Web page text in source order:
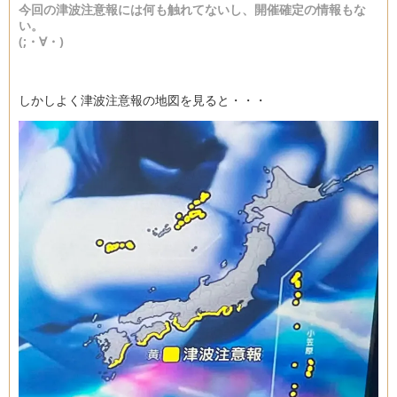
今回の津波注意報には何も触れてないし、開催確定の情報もな
い。
(;・∀・)
しかしよく津波注意報の地図を見ると・・・